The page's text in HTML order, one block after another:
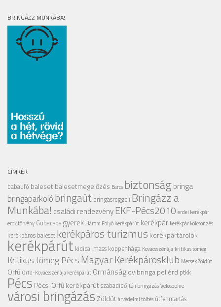
BRINGÁZZ MUNKÁBA!
CÍMKÉK
babaufó balesetbalesetmegelőzés Barcs biztonságbringa
bringaparkolóbringaút bringásreggeli Bringázz a
Munkába! családi rendezvényEKF-Pécs2010 erdei kerékpár
erdőtörvény Gubacsos gyerek Három Folyó Kerékpárút kerékpár kerékpár kölcsönzés
kerékpáros baleset kerékpáros turizmus kerékpártárolók
kerékpárút kidical mass koppenhága Kovácsszénája kritikus tömeg
Kritikus tömeg PécsMagyar Kerékpárosklub Mecsek Zöldút
Orfű Orfű-Kovácsszénája kerékpárút Ormánságovibringapellérd ptkk
Pécs Pécs-Orfű kerékpárútszabadidő téli bringázásVelosophie
városi bringázás Zöldútárvédelmi töltés útfenntartás